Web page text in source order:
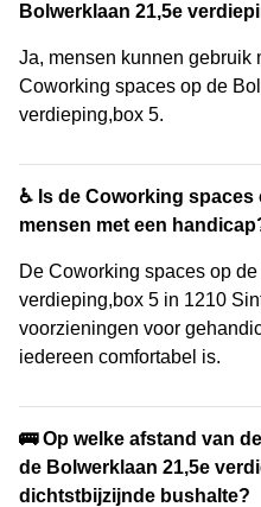
Bolwerklaan 21,5e
Ja, mensen kunnen gebruik
Coworking spaces op de
verdieping,box 5.
♿ Is de Coworking
mensen met een
De Coworking spaces op
verdieping,box 5 in 1210
voorzieningen voor
iedereen comfortabel is.
🚌 Op welke afstand van
de Bolwerklaan 21,5e
dichtstbijzijnde bushalte?